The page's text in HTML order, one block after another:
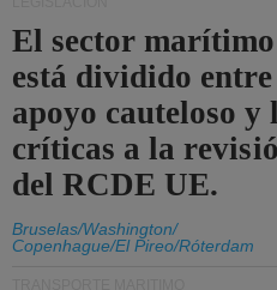
El sector marítimo
está dividido
apoyo cauteloso y
críticas a la
del RCDE UE.
Bruselas/Washington/
Copenhague/El Pireo/Róterdam